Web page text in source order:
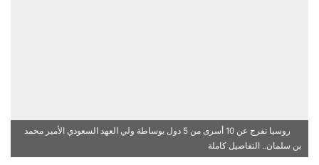
روسيا تفرج عن 10 أسرى من 5 دول بوساطة ولي العهد السعودي الأمير محمد
بن سلمان.. التفاصيل كاملة